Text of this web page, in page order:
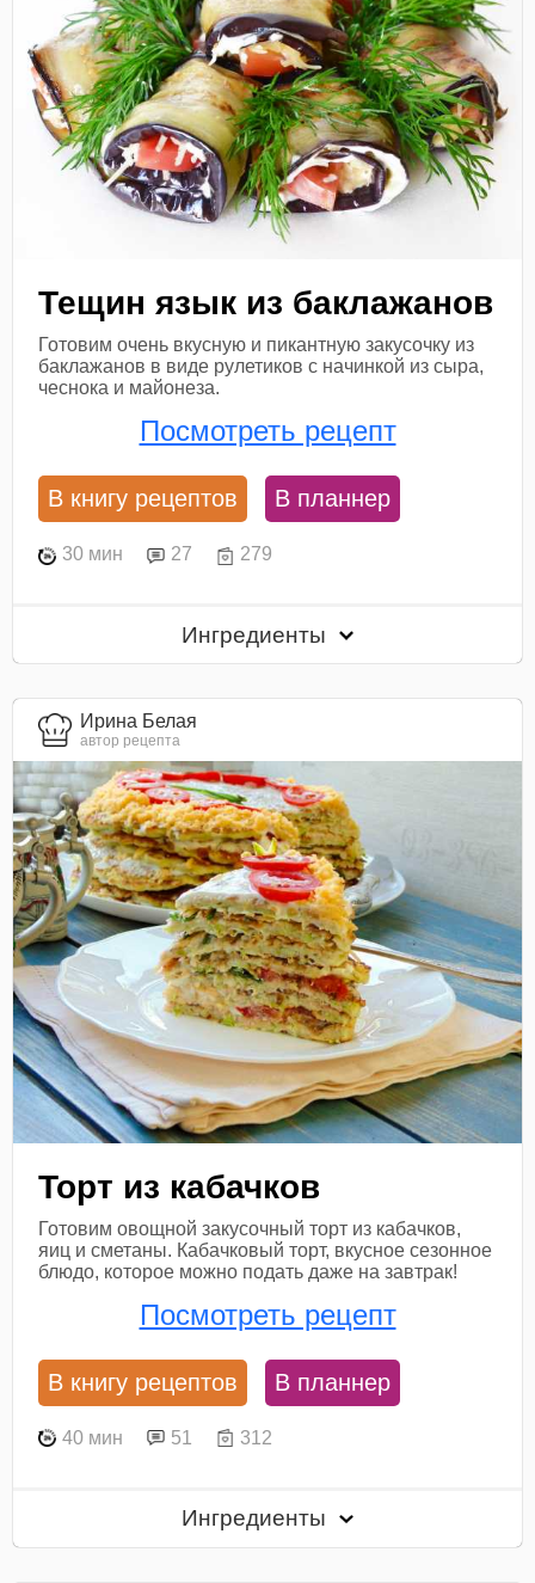
Тещин язык из баклажанов
Готовим очень вкусную и пикантную закусочку из
баклажанов в виде рулетиков с начинкой из сыра,
чеснока и майонеза.
Посмотреть рецепт
В книгу рецептов В планнер
30 мин 27 279
Ингредиенты
Ирина Белая
автор рецепта
Торт из кабачков
Готовим овощной закусочный торт из кабачков,
яиц и сметаны. Кабачковый торт, вкусное сезонное
блюдо, которое можно подать даже на завтрак!
Посмотреть рецепт
В книгу рецептов В планнер
40 мин 51 312
Ингредиенты